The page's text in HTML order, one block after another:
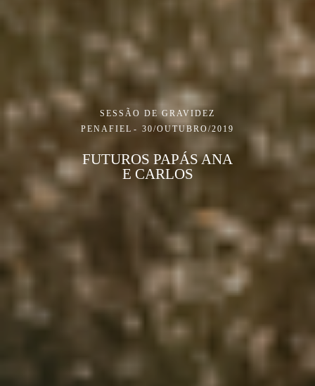
SESSÃO DE GRAVIDEZ
PENAFIEL
30/OUTUBRO/2019
FUTUROS PAPÁS ANA
E CARLOS